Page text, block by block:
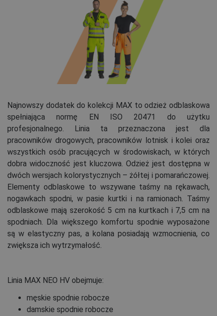
Najnowszy dodatek do kolekcji MAX to odzież odblaskowa
spełniająca normę EN ISO 20471 do użytku
profesjonalnego. Linia ta przeznaczona jest dla
pracowników drogowych, pracowników lotnisk i kolei oraz
wszystkich osób pracujących w środowiskach, w których
dobra widoczność jest kluczowa. Odzież jest dostępna w
dwóch wersjach kolorystycznych – żółtej i pomarańczowej.
Elementy odblaskowe to wszywane taśmy na rękawach,
nogawkach spodni, w pasie kurtki i na ramionach. Taśmy
odblaskowe mają szerokość 5 cm na kurtkach i 7,5 cm na
spodniach. Dla większego komfortu spodnie wyposażone
są w elastyczny pas, a kolana posiadają wzmocnienia, co
zwiększa ich wytrzymałość.
Linia MAX NEO HV obejmuje:
męskie spodnie robocze
damskie spodnie robocze